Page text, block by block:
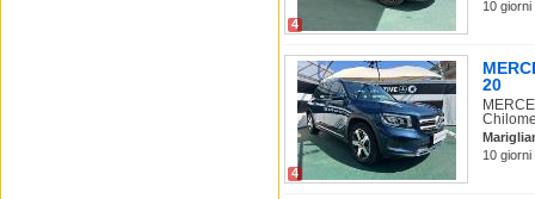
4
10
4
20
10